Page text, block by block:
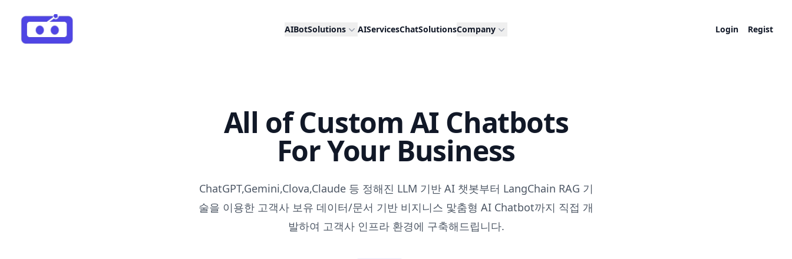
AIBotSolutions AIServicesChatSolutionsCompany Login Regist
All of Custom AI Chatbots
For Your Business
ChatGPT,Gemini,Clova,Claude 등 정해진 LLM 기반 AI 챗봇부터 LangChain RAG 기
술을 이용한 고객사 보유 데이터/문서 기반 비지니스 맟춤형 AI Chatbot까지 직접 개
발하여 고객사 인프라 환경에 구축해드립니다.